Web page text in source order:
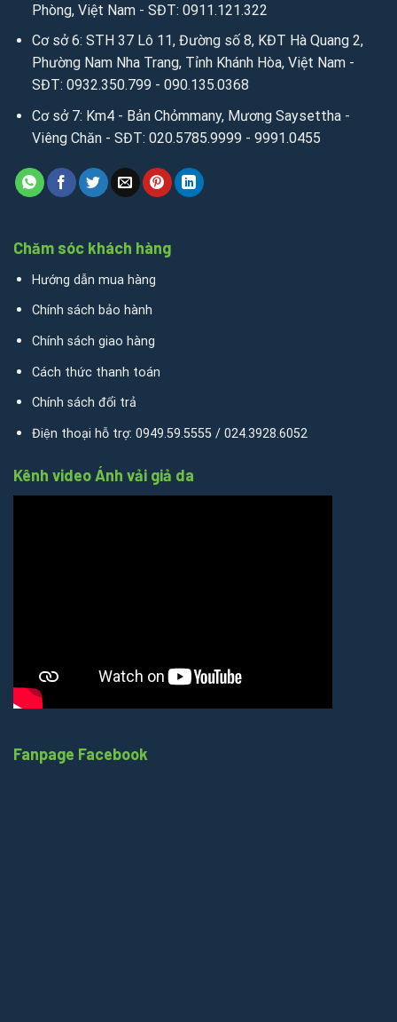
Phòng, Việt Nam - SĐT: 0911.121.322
Cơ sở 6: STH 37 Lô 11, Đường số 8, KĐT Hà Quang 2,
Phường Nam Nha Trang, Tỉnh Khánh Hòa, Việt Nam -
SĐT: 0932.350.799 - 090.135.0368
Cơ sở 7: Km4 - Bản Chỏmmany, Mương Saysettha -
Viêng Chăn - SĐT: 020.5785.9999 - 9991.0455
Chăm sóc khách hàng
Hướng dẫn mua hàng
Chính sách bảo hành
Chính sách giao hàng
Cách thức thanh toán
Chính sách đổi trả
Điện thoại hỗ trợ: 0949.59.5555 / 024.3928.6052
Kênh video Ánh vải giả da
Fanpage Facebook